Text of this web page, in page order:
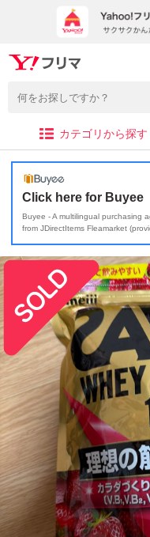
カテゴリから探す
Click here for Buyee
Buyee - A multilingual purchasing
from JDirectItems Fleamarket